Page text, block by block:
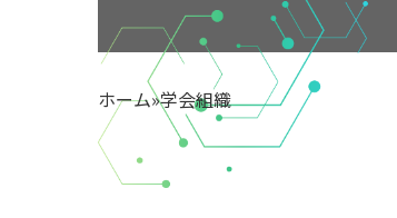
ホーム»学会組織